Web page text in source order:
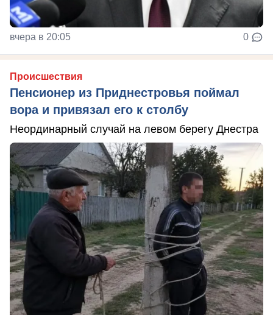
вчера в 20:05 0
Происшествия
Пенсионер из Приднестровья поймал
вора и привязал его к столбу
Неординарный случай на левом берегу Днестра